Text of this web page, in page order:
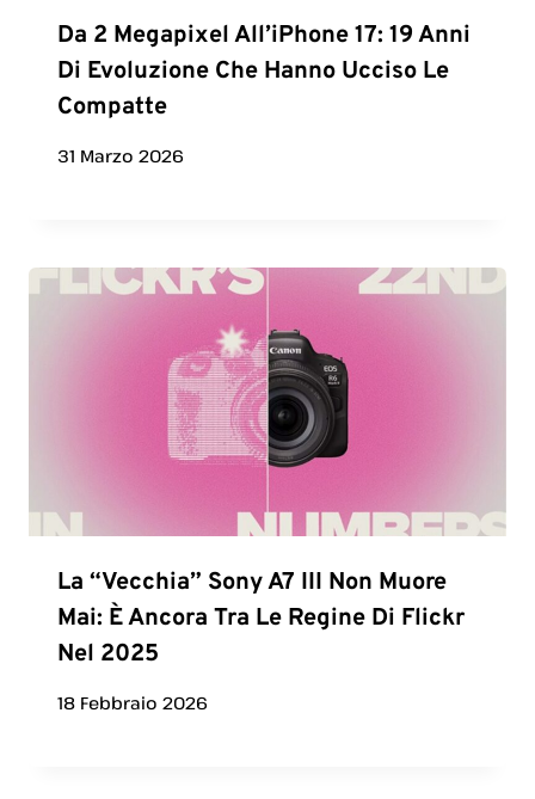
Da 2 Megapixel All’iPhone 17: 19 Anni
Di Evoluzione Che Hanno Ucciso Le
Compatte
31 Marzo 2026
La “vecchia” Sony A7 III Non Muore
Mai: È Ancora Tra Le Regine Di Flickr
Nel 2025
18 Febbraio 2026